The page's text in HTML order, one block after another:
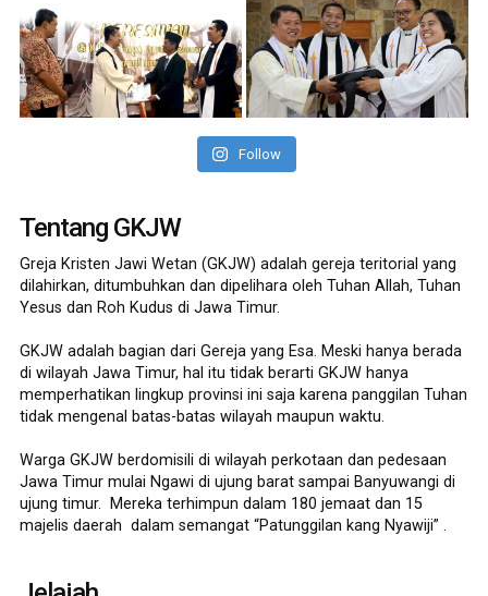
Follow
Tentang GKJW
Greja Kristen Jawi Wetan (GKJW) adalah gereja teritorial yang
dilahirkan, ditumbuhkan dan dipelihara oleh Tuhan Allah, Tuhan
Yesus dan Roh Kudus di Jawa Timur.
GKJW adalah bagian dari Gereja yang Esa. Meski hanya berada
di wilayah Jawa Timur, hal itu tidak berarti GKJW hanya
memperhatikan lingkup provinsi ini saja karena panggilan Tuhan
tidak mengenal batas-batas wilayah maupun waktu.
Warga GKJW berdomisili di wilayah perkotaan dan pedesaan
Jawa Timur mulai Ngawi di ujung barat sampai Banyuwangi di
ujung timur. Mereka terhimpun dalam 180 jemaat dan 15
majelis daerah dalam semangat “Patunggilan kang Nyawiji” .